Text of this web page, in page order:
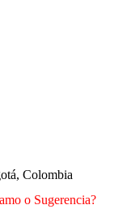
Colombia
o Sugerencia?